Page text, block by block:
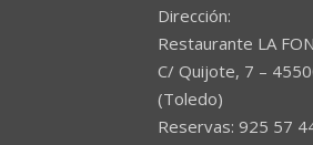
Dirección:
Restaurante LA
C/ Quijote, 7 –
(Toledo)
Reservas: 925 57